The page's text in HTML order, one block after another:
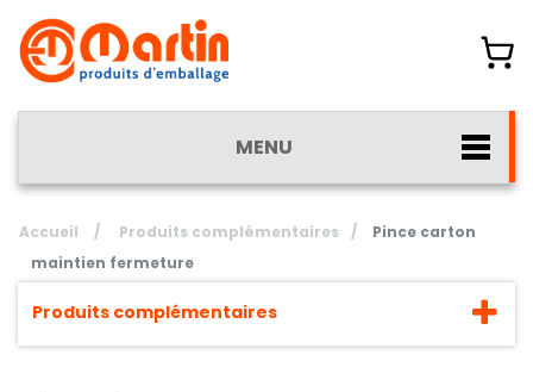
MENU
Accueil / Produits complémentaires /
Pince carton
maintien fermeture
Produits complémentaires